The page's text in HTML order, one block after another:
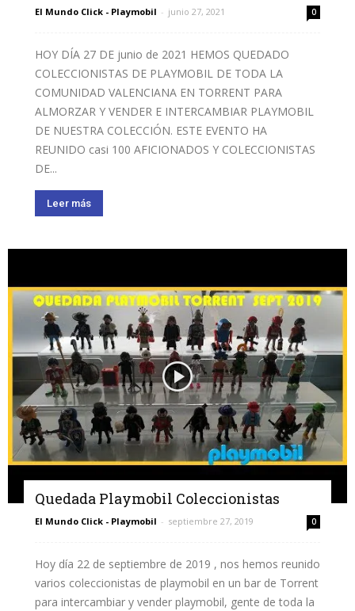
El Mundo Click - Playmobil - junio 27, 2021 0
HOY DÍA 27 DE junio de 2021 HEMOS QUEDADO
COLECCIONISTAS DE PLAYMOBIL DE TODA LA
COMUNIDAD VALENCIANA EN TORRENT PARA
ALMORZAR Y VENDER E INTERCAMBIAR PLAYMOBIL
DE NUESTRA COLECCIÓN. ESTE EVENTO HA
REUNIDO casi 100 AFICIONADOS Y COLECCIONISTAS
DE...
Leer más
Quedada Playmobil Coleccionistas
El Mundo Click - Playmobil - septiembre 27, 2019 0
Hoy día 22 de septiembre de 2019 , nos hemos reunido
varios coleccionistas de playmobil en un bar de Torrent
para intercambiar y vender playmobil, gente de toda la